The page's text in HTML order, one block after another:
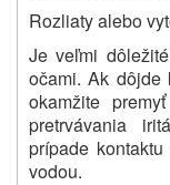
Rozliaty alebo
Je veľmi
očami. Ak dôjde
okamžite
pretrvávania
prípade
vodou.